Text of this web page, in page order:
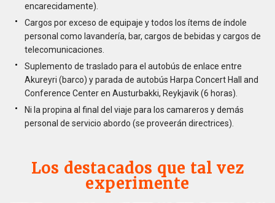
encarecidamente).
Cargos por exceso de equipaje y todos los ítems de índole
personal como lavandería, bar, cargos de bebidas y cargos de
telecomunicaciones.
Suplemento de traslado para el autobús de enlace entre
Akureyri (barco) y parada de autobús Harpa Concert Hall and
Conference Center en Austurbakki, Reykjavik (6 horas).
Ni la propina al final del viaje para los camareros y demás
personal de servicio abordo (se proveerán directrices).
Los destacados que tal vez
experimente